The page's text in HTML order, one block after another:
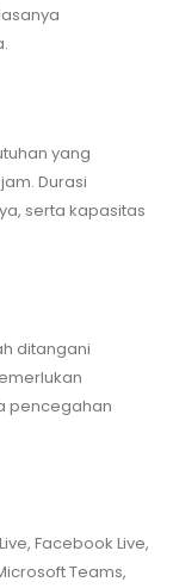
yang
Durasi
serta kapasitas
ditangani
pencegahan
Facebook Live,
Teams,